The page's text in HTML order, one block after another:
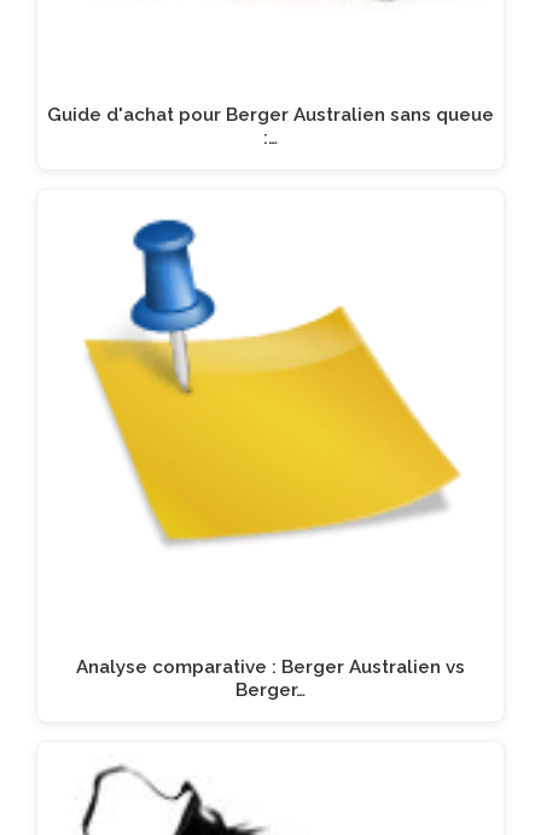
Guide d'achat pour Berger Australien sans queue
:…
Analyse comparative : Berger Australien vs
Berger…